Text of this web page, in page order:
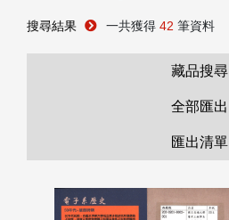
校史館簡介
管理者登入
搜尋結果 一共獲得 42 筆資料
藏品搜尋
全部匯出
匯出清單